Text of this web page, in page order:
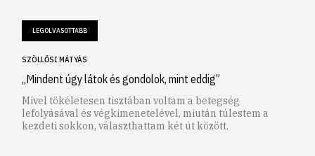
LEGOLVASOTTABB
SZÖLLŐSI MÁTYÁS
„Mindent úgy látok és gondolok, mint eddig”
Mivel tökéletesen tisztában voltam a betegség
lefolyásával és végkimenetelével, miután túlestem a
kezdeti sokkon, választhattam két út között.